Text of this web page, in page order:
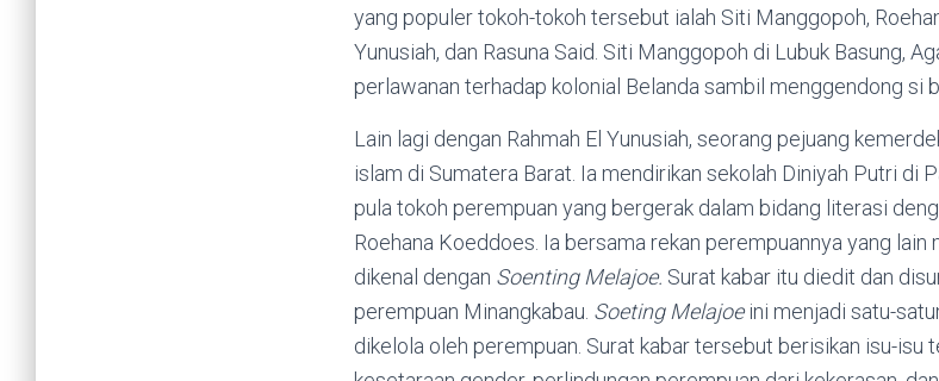
yang populer tokoh-tokoh tersebut ialah Siti Manggopoh,
Yunusiah, dan Rasuna Said. Siti Manggopoh di Lubuk Basung,
perlawanan terhadap kolonial Belanda sambil menggendong si
Lain lagi dengan Rahmah El Yunusiah, seorang pejuang
islam di Sumatera Barat. Ia mendirikan sekolah Diniyah Putri di
pula tokoh perempuan yang bergerak dalam bidang literasi
Roehana Koeddoes. Ia bersama rekan perempuannya yang lain
dikenal dengan Soenting Melajoe. Surat kabar itu diedit dan
perempuan Minangkabau. Soeting Melajoeini menjadi satu-
dikelola oleh perempuan. Surat kabar tersebut berisikan isu-isu